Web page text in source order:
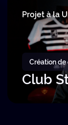
Projet à la
Création de
Club